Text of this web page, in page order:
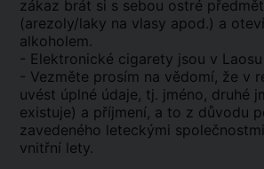
zákaz brát si s sebou ostré
(arezoly/laky na vlasy apod.) a
alkoholem.
- Elektronické cigarety jsou v
- Vezměte prosím na vědomí, že v
uvést úplné údaje, tj. jméno, druhé
existuje) a příjmení, a to z důvodu
zavedeného leteckými
vnitřní lety.